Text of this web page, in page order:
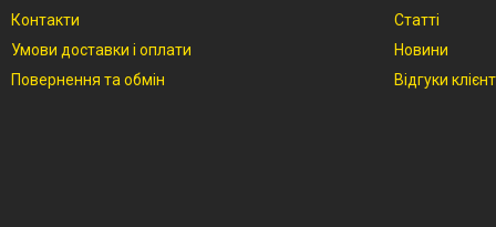
Контакти
Умови доставки і оплати
Повернення та обмін
Статті
Новини
Відгуки